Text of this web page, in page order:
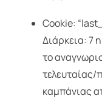
Cookie:
Διάρκεια: 7
το
καμπάνιας